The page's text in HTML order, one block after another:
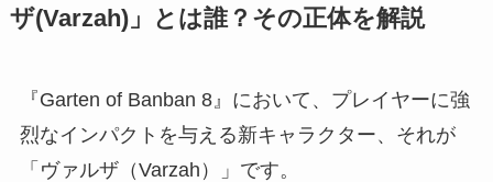
ザ(Varzah)」とは誰？その正体を解説
『Garten of Banban 8』において、プレイヤーに強
烈なインパクトを与える新キャラクター、それが
「ヴァルザ（Varzah）」です。